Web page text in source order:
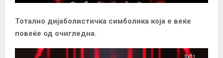
Тотално дијаболистичка симболика која е веќе
повеќе од очигледна.